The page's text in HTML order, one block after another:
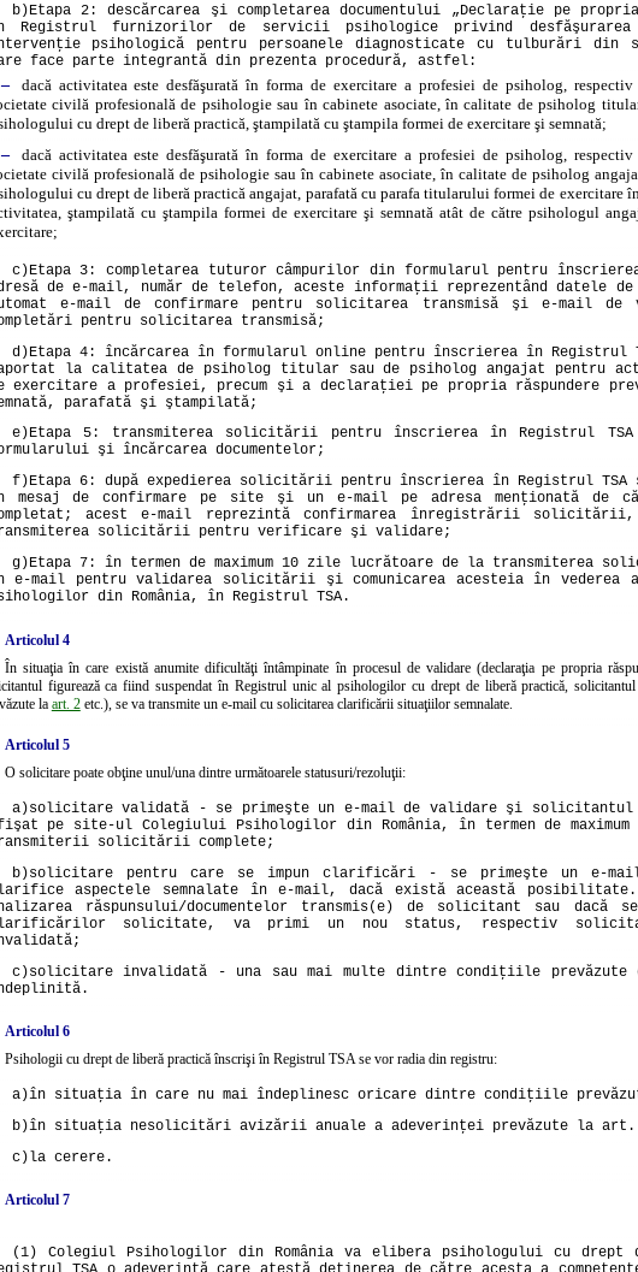
b)Etapa 2: descărcarea şi completarea documentului „Declaraţie pe
Registrul furnizorilor de servicii psihologice privind
psihologică pentru persoanele diagnosticate cu tulburări
face parte integrantă din prezenta procedură, astfel:
–
dacă activitatea este desfăşurată în forma de exercitare a profesiei de psiholog,
civilă profesională de psihologie sau în cabinete asociate, în calitate de psiholog
cu drept de liberă practică, ştampilată cu ştampila formei de exercitare şi semnată;
–
dacă activitatea este desfăşurată în forma de exercitare a profesiei de psiholog,
civilă profesională de psihologie sau în cabinete asociate, în calitate de psiholog
cu drept de liberă practică angajat, parafată cu parafa titularului formei de exercitare
ştampilată cu ştampila formei de exercitare şi semnată atât de către psihologul
c)Etapa 3: completarea tuturor câmpurilor din formularul pentru
de e-mail, număr de telefon, aceste informaţii reprezentând datele
e-mail de confirmare pentru solicitarea transmisă şi e-mail de
pentru solicitarea transmisă;
d)Etapa 4: încărcarea în formularul online pentru înscrierea în Registrul
la calitatea de psiholog titular sau de psiholog angajat pentru
exercitare a profesiei, precum şi a declaraţiei pe propria răspundere
parafată şi ştampilată;
e)Etapa 5: transmiterea solicitării pentru înscrierea în Registrul
şi încărcarea documentelor;
f)Etapa 6: după expedierea solicitării pentru înscrierea în Registrul
mesaj de confirmare pe site şi un e-mail pe adresa menţionată de
acest e-mail reprezintă confirmarea înregistrării
solicitării pentru verificare şi validare;
g)Etapa 7: în termen de maximum 10 zile lucrătoare de la transmiterea
e-mail pentru validarea solicitării şi comunicarea acesteia în
din România, în Registrul TSA.
Articolul 4
În situaţia în care există anumite dificultăţi întâmpinate în procesul de validare (declaraţia pe propria
figurează ca fiind suspendat în Registrul unic al psihologilor cu drept de liberă practică,
la art. 2etc.), se va transmite un e-mail cu solicitarea clarificării situaţiilor semnalate.
Articolul 5
O solicitare poate obţine unul/una dintre următoarele statusuri/rezoluţii:
a)solicitare validată - se primeşte un e-mail de validare şi solicitantul
pe site-ul Colegiului Psihologilor din România, în termen de
solicitării complete;
b)solicitare pentru care se impun clarificări - se primeşte un e-
aspectele semnalate în e-mail, dacă există această
răspunsului/documentelor transmis(e) de solicitant sau dacă
solicitate, va primi un nou status, respectiv
c)solicitare invalidată - una sau mai multe dintre condiţiile prevăzute
Articolul 6
Psihologii cu drept de liberă practică înscrişi în Registrul TSA se vor radia din registru:
a)în situaţia în care nu mai îndeplinesc oricare dintre condiţiile
b)în situaţia nesolicitări avizării anuale a adeverinţei prevăzute la
c)la cerere.
Articolul 7
(1) Colegiul Psihologilor din România va elibera psihologului cu